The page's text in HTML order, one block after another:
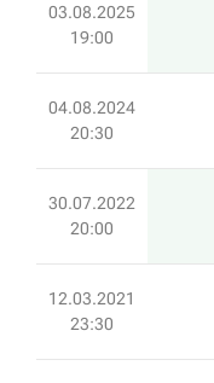
03.08.2025
19:00
04.08.2024
20:30
30.07.2022
20:00
12.03.2021
23:30